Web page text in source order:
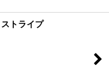
トライプ